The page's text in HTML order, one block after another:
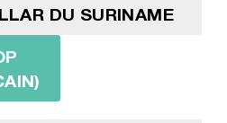
DU SURINAME